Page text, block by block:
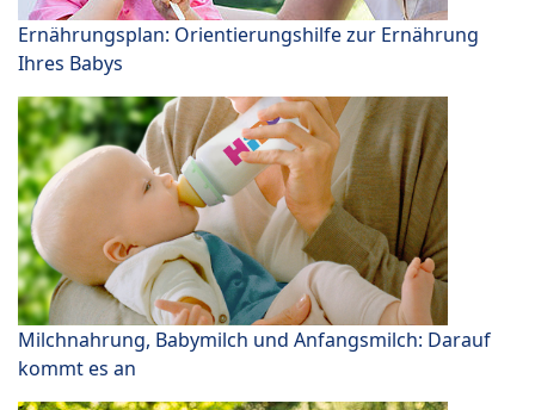
Ernährungsplan: Orientierungshilfe zur Ernährung
Ihres Babys
Milchnahrung, Babymilch und Anfangsmilch: Darauf
kommt es an